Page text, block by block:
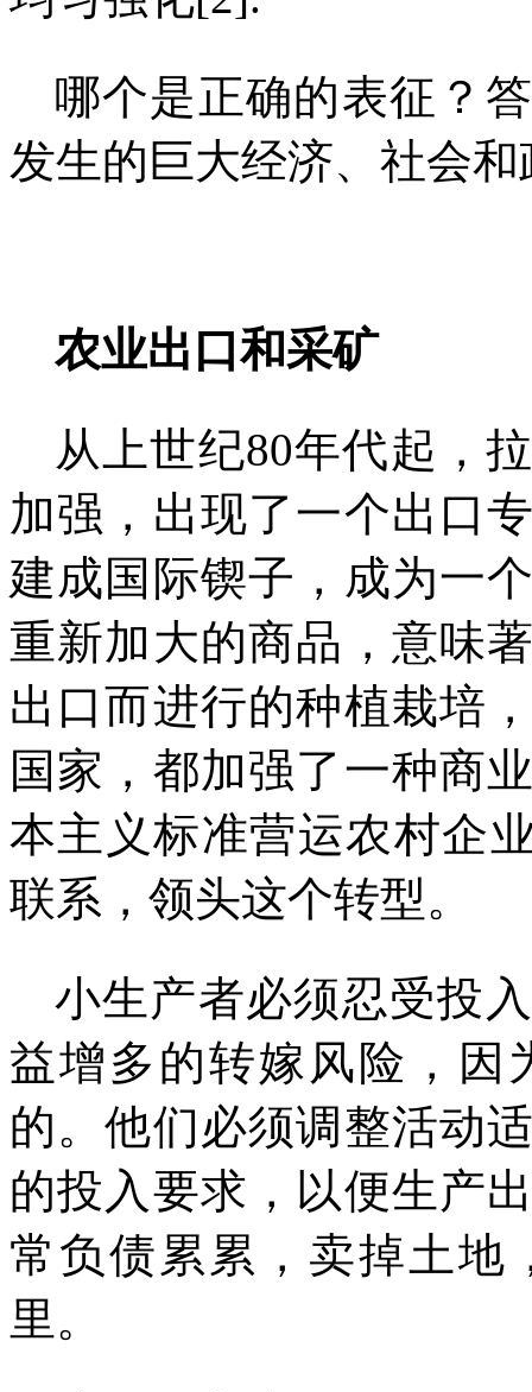
哪个是正确的表征？
发生的巨大经济、社会
农业出口和采矿
从上世纪80年代起，
加强，出现了一个出口
建成国际锲子，成为一
重新加大的商品，意味
出口而进行的种植栽培
国家，都加强了一种商
本主义标准营运农村企
联系，领头这个转型。
小生产者必须忍受投
益增多的转嫁风险，因
的。他们必须调整活动
的投入要求，以便生产
常负债累累，卖掉土地
里。